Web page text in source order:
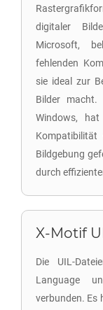
digitaler
Microsoft,
fehlenden
sie ideal zur
Bilder
Windows,
Bildgebung
durch
X-Motif
Die UIL-
Language
verbunden. Es